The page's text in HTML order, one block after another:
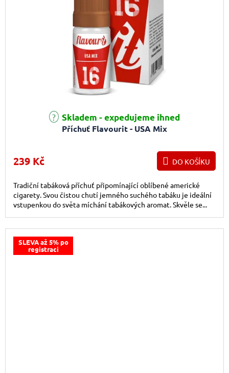
Příchuť Flavourit - USA Mix
Skladem - expedujeme ihned
239 Kč DO KOŠÍKU
Tradiční tabáková příchuť připomínající oblíbené americké
cigarety. Svou čistou chutí jemného suchého tabáku je ideální
vstupenkou do světa míchání tabákových aromat. Skvěle se...
SLEVA až 5% po
registraci